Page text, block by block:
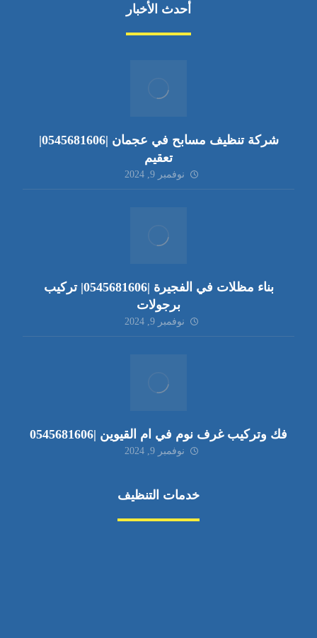
أحدث الأخبار
شركة تنظيف مسابح في عجمان |0545681606|
تعقيم
نوفمبر 9, 2024
بناء مظلات في الفجيرة |0545681606| تركيب
برجولات
نوفمبر 9, 2024
فك وتركيب غرف نوم في ام القيوين |0545681606
نوفمبر 9, 2024
خدمات التنظيف